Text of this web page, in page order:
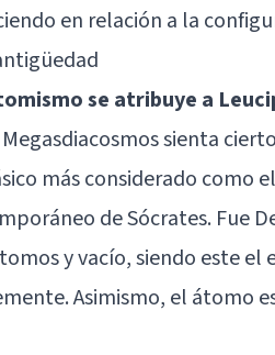
en relación a la
se atribuye a
sienta
más considerado como
deSócrates. Fue
y vacío, siendo este
Asimismo, el átomo